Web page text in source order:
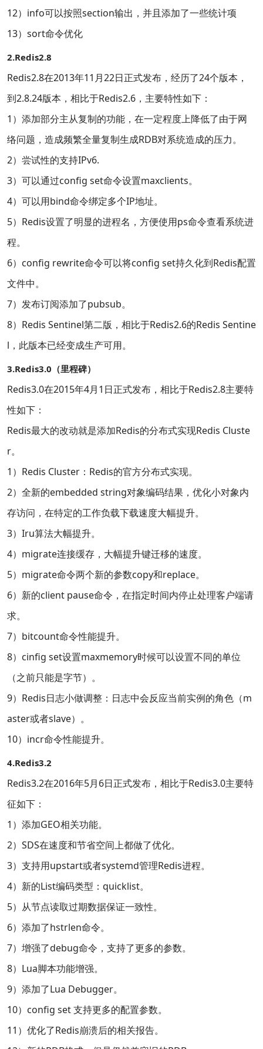
12）info可以按照section输出，并且添加了一些统计项
13）sort命令优化
2.Redis2.8
Redis2.8在2013年11月22日正式发布，经历了24个版本，
到2.8.24版本，相比于Redis2.6，主要特性如下：
1）添加部分主从复制的功能，在一定程度上降低了由于网
络问题，造成频繁全量复制生成RDB对系统造成的压力。
2）尝试性的支持IPv6.
3）可以通过config set命令设置maxclients。
4）可以用bind命令绑定多个IP地址。
5）Redis设置了明显的进程名，方便使用ps命令查看系统进
程。
6）config rewrite命令可以将config set持久化到Redis配置
文件中。
7）发布订阅添加了pubsub。
8）Redis Sentinel第二版，相比于Redis2.6的Redis Sentine
l，此版本已经变成生产可用。
3.Redis3.0（里程碑）
Redis3.0在2015年4月1日正式发布，相比于Redis2.8主要特
性如下：
Redis最大的改动就是添加Redis的分布式实现Redis Cluste
r。
1）Redis Cluster：Redis的官方分布式实现。
2）全新的embedded string对象编码结果，优化小对象内
存访问，在特定的工作负载下载速度大幅提升。
3）Iru算法大幅提升。
4）migrate连接缓存，大幅提升键迁移的速度。
5）migrate命令两个新的参数copy和replace。
6）新的client pause命令，在指定时间内停止处理客户端请
求。
7）bitcount命令性能提升。
8）cinfig set设置maxmemory时候可以设置不同的单位
（之前只能是字节）。
9）Redis日志小做调整：日志中会反应当前实例的角色（m
aster或者slave）。
10）incr命令性能提升。
4.Redis3.2
Redis3.2在2016年5月6日正式发布，相比于Redis3.0主要特
征如下：
1）添加GEO相关功能。
2）SDS在速度和节省空间上都做了优化。
3）支持用upstart或者systemd管理Redis进程。
4）新的List编码类型：quicklist。
5）从节点读取过期数据保证一致性。
6）添加了hstrlen命令。
7）增强了debug命令，支持了更多的参数。
8）Lua脚本功能增强。
9）添加了Lua Debugger。
10）config set 支持更多的配置参数。
11）优化了Redis崩溃后的相关报告。